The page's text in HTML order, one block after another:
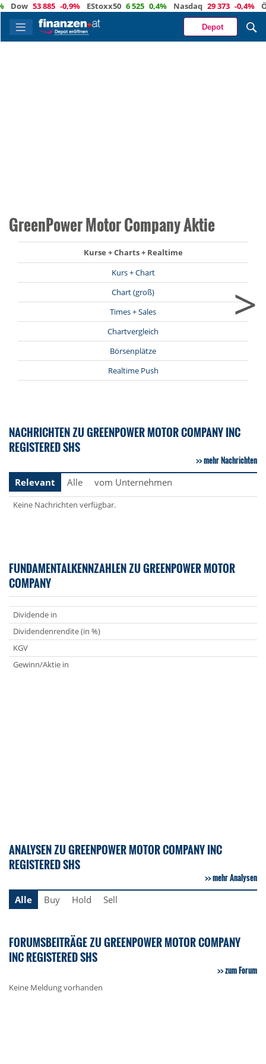
53 885 -0,9% EStoxx50 6 525 0,4% Nasdaq 29 373 -0,4% Öl
Depot
GreenPower Motor Company Aktie
Kurse + Charts + Realtime
Kurs + Chart
Chart (groß)
Times + Sales
Chartvergleich
Börsenplätze
Realtime Push
>
NACHRICHTEN ZU GREENPOWER MOTOR COMPANY INC
REGISTERED SHS
mehr Nachrichten
Relevant
Alle vom Unternehmen
Keine Nachrichten verfügbar.
FUNDAMENTALKENNZAHLEN ZU GREENPOWER MOTOR
COMPANY
Dividende in
Dividendenrendite (in %)
KGV
Gewinn/Aktie in
ANALYSEN ZU GREENPOWER MOTOR COMPANY INC
REGISTERED SHS
mehr Analysen
Alle
Buy Hold Sell
FORUMSBEITRÄGE ZU GREENPOWER MOTOR COMPANY
INC REGISTERED SHS
zum Forum
Keine Meldung vorhanden